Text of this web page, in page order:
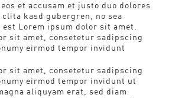
et accusam et justo duo dolores
clita kasd gubergren, no sea
Lorem ipsum dolor sit amet.
sit amet, consetetur sadipscing
eirmod tempor invidunt
sit amet, consetetur sadipscing
eirmod tempor invidunt ut
aliquyam erat, sed diam